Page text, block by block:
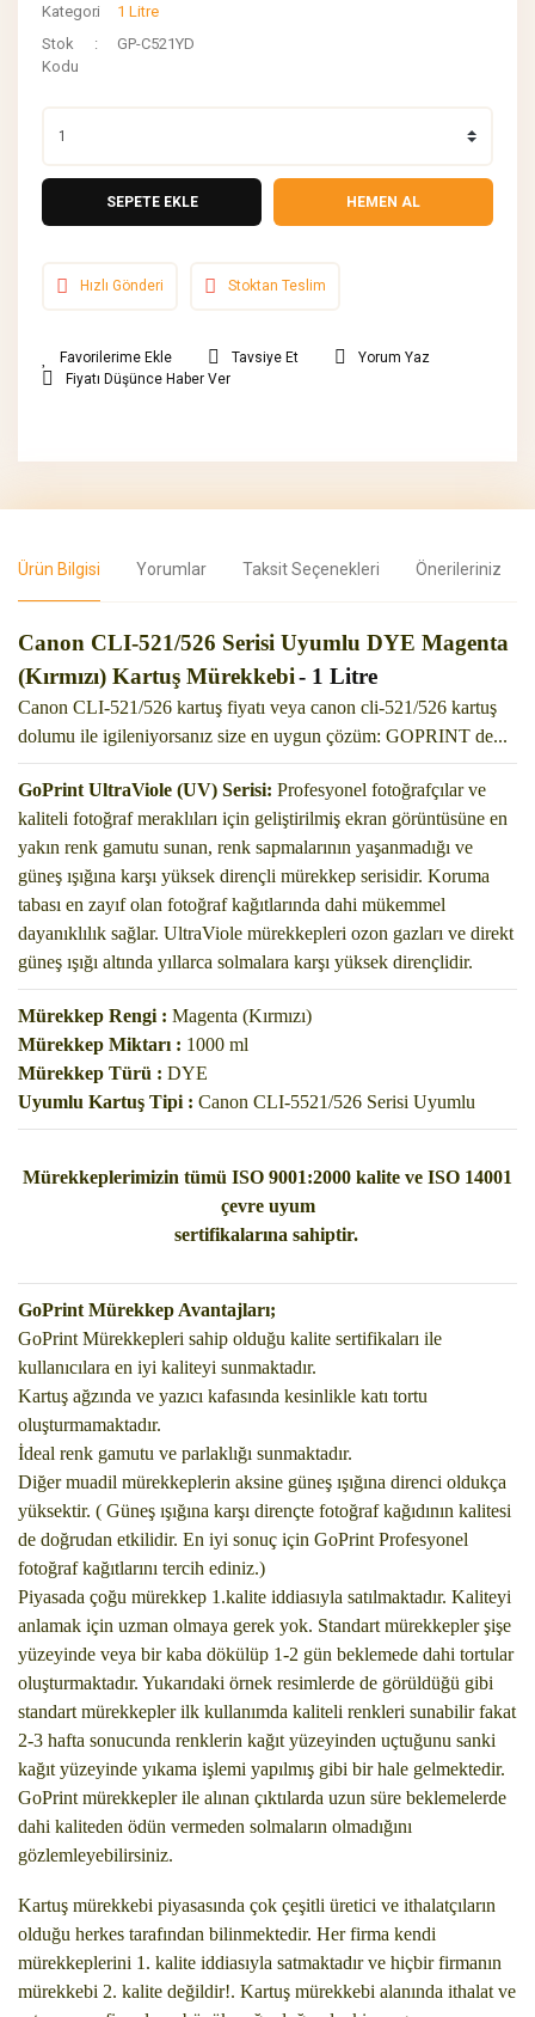
Kategori
1 Litre
Stok
Kodu
GP-C521YD
SEPETE EKLE HEMEN AL
Hızlı Gönderi Stoktan Teslim
Tavsiye Et
Yorum Yaz
Fiyatı Düşünce Haber Ver
Ürün Bilgisi Yorumlar Taksit Seçenekleri Önerileriniz
Canon CLI-521/526 Serisi Uyumlu DYE Magenta
(Kırmızı) Kartuş Mürekkebi- 1 Litre
Canon CLI-521/526 kartuş fiyatı veya canon cli-521/526 kartuş
dolumu ile igileniyorsanız size en uygun çözüm: GOPRINT de...
GoPrint UltraViole (UV) Serisi: Profesyonel fotoğrafçılar ve
kaliteli fotoğraf meraklıları için geliştirilmiş ekran görüntüsüne en
yakın renk gamutu sunan, renk sapmalarının yaşanmadığı ve
güneş ışığına karşı yüksek dirençli mürekkep serisidir. Koruma
tabası en zayıf olan fotoğraf kağıtlarında dahi mükemmel
dayanıklılık sağlar. UltraViole mürekkepleri ozon gazları ve direkt
güneş ışığı altında yıllarca solmalara karşı yüksek dirençlidir.
Mürekkep Rengi : Magenta (Kırmızı)
Mürekkep Miktarı : 1000 ml
Mürekkep Türü : DYE
Uyumlu Kartuş Tipi : Canon CLI-5521/526 Serisi Uyumlu
Mürekkeplerimizin tümü ISO 9001:2000 kalite ve ISO 14001
çevre uyum
sertifikalarına sahiptir.
GoPrint Mürekkep Avantajları;
GoPrint Mürekkepleri sahip olduğu kalite sertifikaları ile
kullanıcılara en iyi kaliteyi sunmaktadır.
Kartuş ağzında ve yazıcı kafasında kesinlikle katı tortu
oluşturmamaktadır.
İdeal renk gamutu ve parlaklığı sunmaktadır.
Diğer muadil mürekkeplerin aksine güneş ışığına direnci oldukça
yüksektir. ( Güneş ışığına karşı dirençte fotoğraf kağıdının kalitesi
de doğrudan etkilidir. En iyi sonuç için GoPrint Profesyonel
fotoğraf kağıtlarını tercih ediniz.)
Piyasada çoğu mürekkep 1.kalite iddiasıyla satılmaktadır. Kaliteyi
anlamak için uzman olmaya gerek yok. Standart mürekkepler şişe
yüzeyinde veya bir kaba dökülüp 1-2 gün beklemede dahi tortular
oluşturmaktadır. Yukarıdaki örnek resimlerde de görüldüğü gibi
standart mürekkepler ilk kullanımda kaliteli renkleri sunabilir fakat
2-3 hafta sonucunda renklerin kağıt yüzeyinden uçtuğunu sanki
kağıt yüzeyinde yıkama işlemi yapılmış gibi bir hale gelmektedir.
GoPrint mürekkepler ile alınan çıktılarda uzun süre beklemelerde
dahi kaliteden ödün vermeden solmaların olmadığını
gözlemleyebilirsiniz.
Kartuş mürekkebi piyasasında çok çeşitli üretici ve ithalatçıların
olduğu herkes tarafından bilinmektedir. Her firma kendi
mürekkeplerini 1. kalite iddiasıyla satmaktadır ve hiçbir firmanın
mürekkebi 2. kalite değildir!. Kartuş mürekkebi alanında ithalat ve